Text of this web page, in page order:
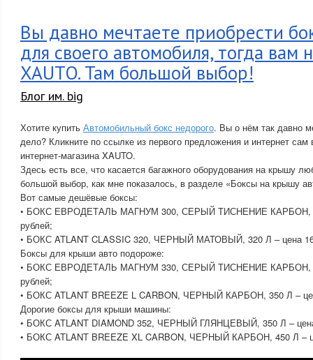
Вы давно мечтаете приобрести
для своего автомобиля, тогда вам
XAUTO. Там большой выбор!
Блог им. big
Хотите купить Автомобильный бокс недорого. Вы о нём так давно
дело? Кликните по ссылке из первого предложения и интернет сам
интернет-магазина XAUTO.
Здесь есть все, что касается багажного оборудования на крышу
большой выбор, как мне показалось, в разделе «Боксы на крышу
Вот самые дешёвые боксы:
• БОКС ЕВРОДЕТАЛЬ МАГНУМ 300, СЕРЫЙ ТИСНЕНИЕ КАРБОН,
рублей;
• БОКС ATLANT CLASSIC 320, ЧЕРНЫЙ МАТОВЫЙ, 320 Л – цена
Боксы для крыши авто подороже:
• БОКС ЕВРОДЕТАЛЬ МАГНУМ 330, СЕРЫЙ ТИСНЕНИЕ КАРБОН,
рублей;
• БОКС ATLANT BREEZE L CARBON, ЧЕРНЫЙ КАРБОН, 350 Л –
Дорогие боксы для крыши машины:
• БОКС ATLANT DIAMOND 352, ЧЕРНЫЙ ГЛЯНЦЕВЫЙ, 350 Л –
• БОКС ATLANT BREEZE XL CARBON, ЧЕРНЫЙ КАРБОН, 450 Л –